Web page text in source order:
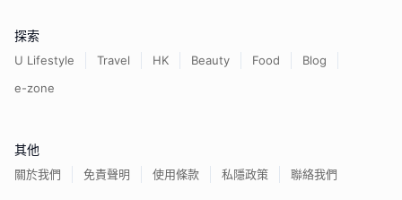
探索
U Lifestyle Travel HK Beauty Food
Blog
e-zone
其他
關於我們 免責聲明 使用條款 私隱政策 聯絡我們